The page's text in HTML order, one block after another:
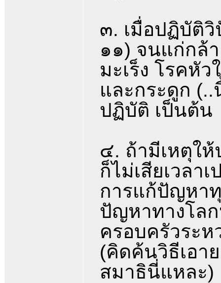
๓. เมื่อปฏิบัติ
๑๑) จนแก่กล้
มะเร็ง โรคหั
และกระดูก (..
ปฏิบัติ เป็นต้น
๔. ถ้ามีเหตุใ
ก็ไม่เสียเวลา
การแก้ปัญหา
ปัญหาทางโล
ครอบครัวระ
(คิดค้นวิธีเอา
สมาธินี่แหละ)